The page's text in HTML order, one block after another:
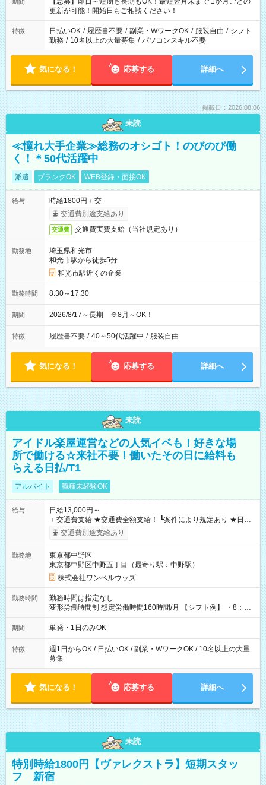
更新が可能！開始日もご相談ください！
特徴 日払いOK / 履歴書不要 / 副業・WワークOK / 服装自由 / シフト
勤務 / 10名以上の大量募集 / パソコンスキル不要
気になる！ 応募する 詳細へ
掲載日：2026.08.06
未読
≪憧れ大手企業≫総務のオシゴト！のびのび働
く！＊50代活躍中
派遣 ブランクOK WEB登録・面接OK
給与
時給1800円＋交
交通費別途支給あり
交通費 交通費実費支給（当社規定あり）
勤務地
埼玉県和光市
和光市駅から徒歩5分
和光市駅近くの企業
勤務時間 8:30～17:30
期間 2026/8/17～長期 ※8月～OK！
特徴 履歴書不要 / 40～50代活躍中 / 服装自由
気になる！ 応募する 詳細へ
未読
アイドル楽屋運営などの人気イベも！好きな場
所で働ける☆来社不要！働いたその日に給料も
らえる日払/T1
アルバイト 職種未経験OK
給与
日給13,000円～
＋交通費支給 ★交通費全額支給！ ┗案件により規定あり ★日払
いOK！（規定あり） ┗働いたその日に現金GET♪ お仕事後はコ
ンビニATMから 日払い分を引き落とせます！ 【試用期間】試
交通費別途支給あり
勤務地
東京都中野区
東京都中野区中野五丁目（最寄り駅：中野駅）
株式会社ワンベルウッズ
勤務時間
勤務時間は指定なし
変形労働時間制 想定労働時間160時間/月 【シフト例】 ・8：00
～21：00
期間 単発・1日のみOK
特徴
週1日からOK / 日払いOK / 副業・WワークOK / 10名以上の大量
募集
気になる！ 応募する 詳細へ
未読
特別時給1800円【ヴァレクストラ】短期スタッ
フ 新宿